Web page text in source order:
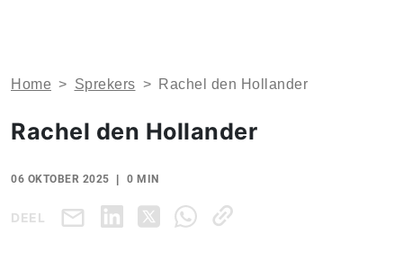
Home > Sprekers > Rachel den Hollander
Rachel den Hollander
06 OKTOBER 2025 0 MIN
DEEL